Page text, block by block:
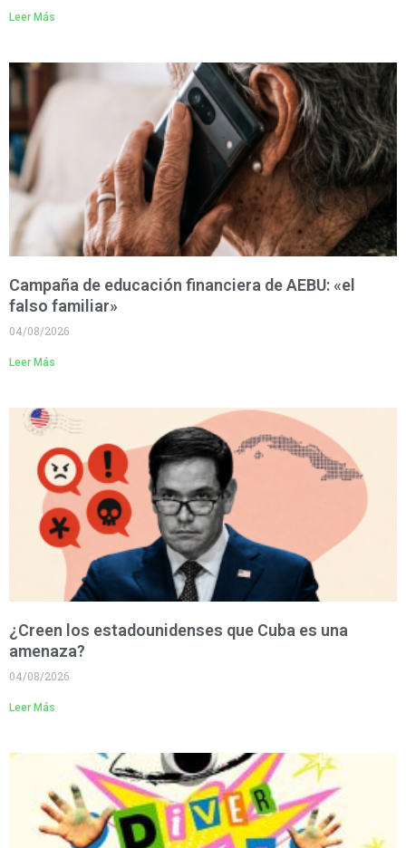
Leer Más
Campaña de educación financiera de AEBU: «el
falso familiar»
04/08/2026
Leer Más
¿Creen los estadounidenses que Cuba es una
amenaza?
04/08/2026
Leer Más